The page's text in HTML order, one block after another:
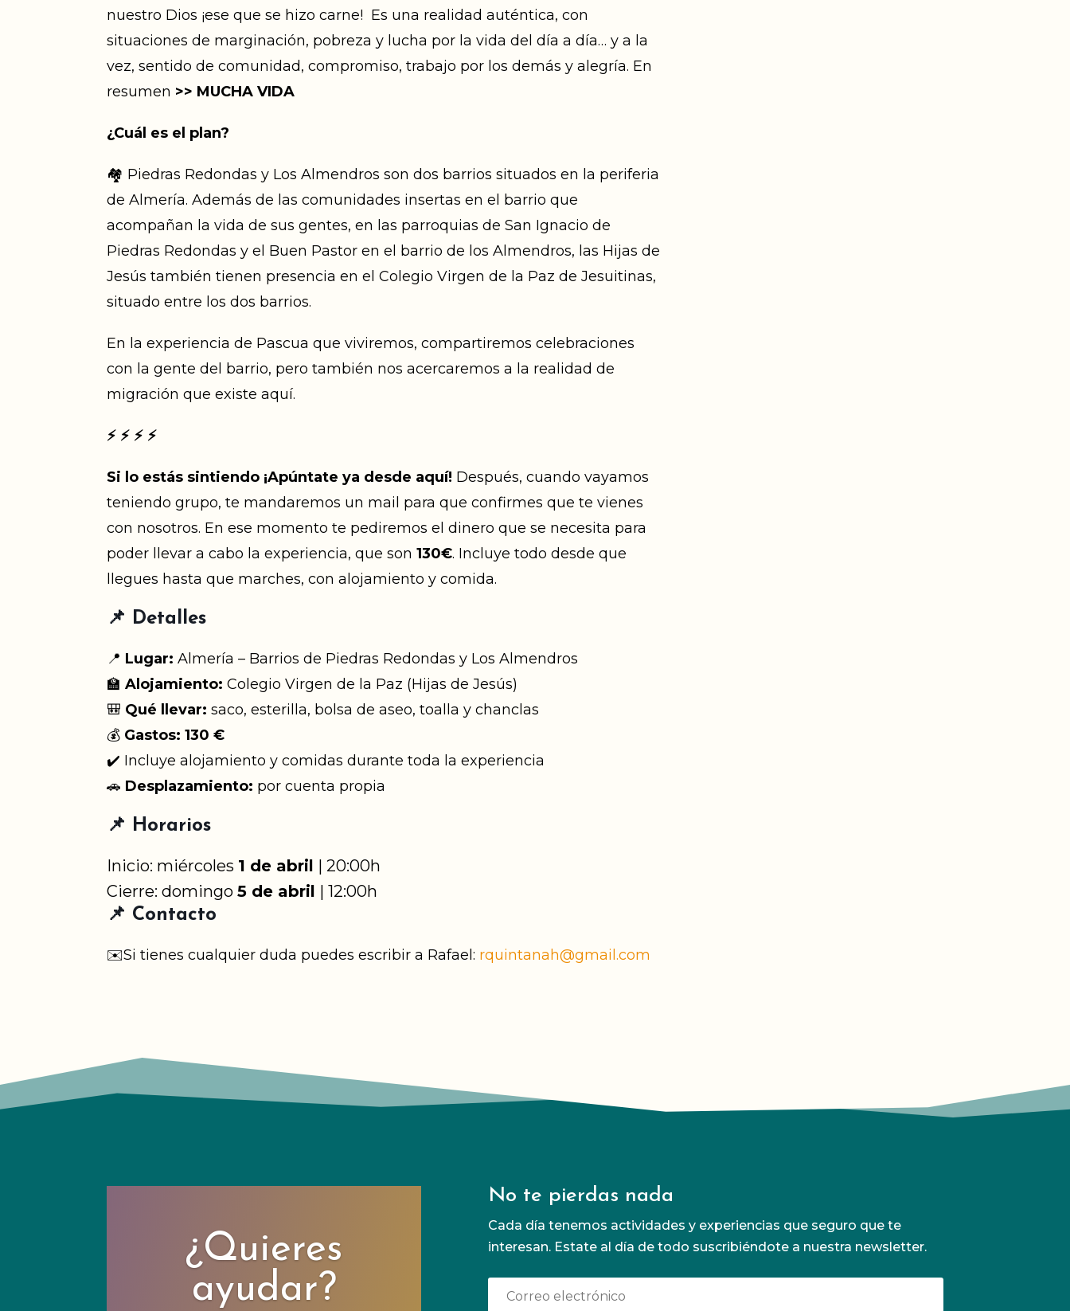
nuestro Dios ¡ese que se hizo carne! Es una realidad auténtica, con
situaciones de marginación, pobreza y lucha por la vida del día a día… y a la
vez, sentido de comunidad, compromiso, trabajo por los demás y alegría. En
resumen >> MUCHA VIDA
¿Cuál es el plan?
🏘️ Piedras Redondas y Los Almendros son dos barrios situados en la periferia
de Almería. Además de las comunidades insertas en el barrio que
acompañan la vida de sus gentes, en las parroquias de San Ignacio de
Piedras Redondas y el Buen Pastor en el barrio de los Almendros, las Hijas de
Jesús también tienen presencia en el Colegio Virgen de la Paz de Jesuitinas,
situado entre los dos barrios.
En la experiencia de Pascua que viviremos, compartiremos celebraciones
con la gente del barrio, pero también nos acercaremos a la realidad de
migración que existe aquí.
⚡ ⚡ ⚡ ⚡
Si lo estás sintiendo ¡Apúntate ya desde aquí! Después, cuando vayamos
teniendo grupo, te mandaremos un mail para que confirmes que te vienes
con nosotros. En ese momento te pediremos el dinero que se necesita para
poder llevar a cabo la experiencia, que son130€. Incluye todo desde que
llegues hasta que marches, con alojamiento y comida.
📌 Detalles
📍 Lugar: Almería – Barrios de Piedras Redondas y Los Almendros
🏫Alojamiento: Colegio Virgen de la Paz (Hijas de Jesús)
🎒 Qué llevar: saco, esterilla, bolsa de aseo, toalla y chanclas
💰 Gastos: 130 €
✔️ Incluye alojamiento y comidas durante toda la experiencia
🚗 Desplazamiento: por cuenta propia
📌 Horarios
Inicio: miércoles 1 de abril | 20:00h
Cierre: domingo5 de abril | 12:00h
📌 Contacto
✉️​Si tienes cualquier duda puedes escribir a Rafael: rquintanah@gmail.com
¿Quieres
ayudar?
No te pierdas nada
Cada día tenemos actividades y experiencias que seguro que te
interesan. Estate al día de todo suscribiéndote a nuestra newsletter.